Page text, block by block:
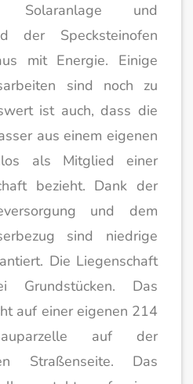
Solaranlage und
der Specksteinofen
mit Energie. Einige
sind noch zu
ist auch, dass die
aus einem eigenen
als Mitglied einer
bezieht. Dank der
und dem
sind niedrige
Die Liegenschaft
Grundstücken. Das
auf einer eigenen 214
auf der
Straßenseite. Das